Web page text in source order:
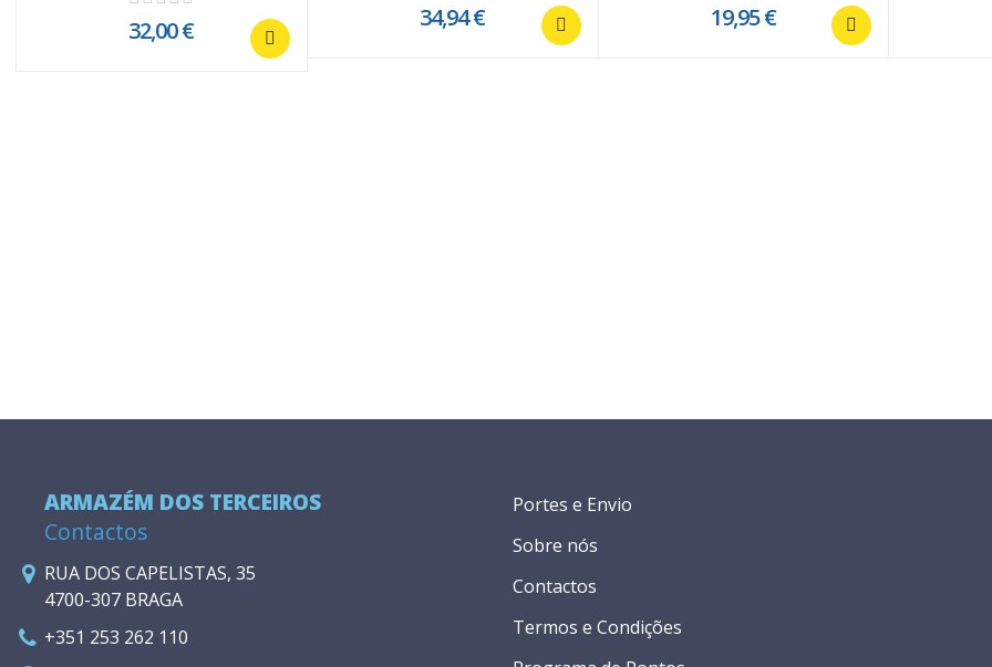
32,00 € 34,94 € 19,95 €
ARMAZÉM DOS TERCEIROS
Contactos
RUA DOS CAPELISTAS, 35
4700-307 BRAGA
+351 253 262 110
Portes e Envio
Sobre nós
Contactos
Termos e Condições